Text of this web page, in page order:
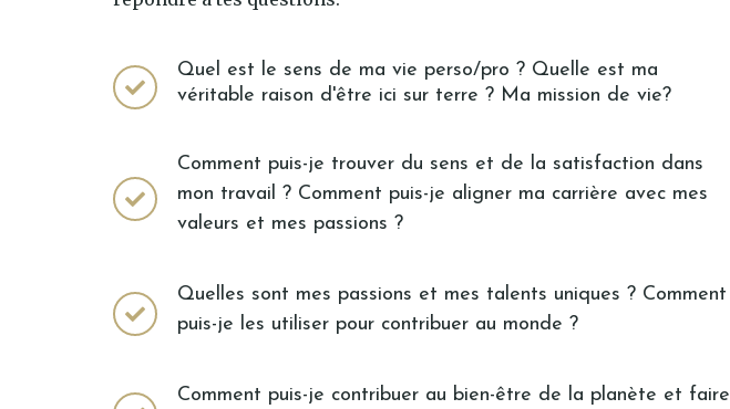
Quel est le sens de ma vie perso/pro ? Quelle est ma
véritable raison d'être ici sur terre ? Ma mission de vie?
Comment puis-je trouver du sens et de la satisfaction dans
mon travail ? Comment puis-je aligner ma carrière avec mes
valeurs et mes passions ?
Quelles sont mes passions et mes talents uniques ? Comment
puis-je les utiliser pour contribuer au monde ?
Comment puis-je contribuer au bien-être de la planète et faire